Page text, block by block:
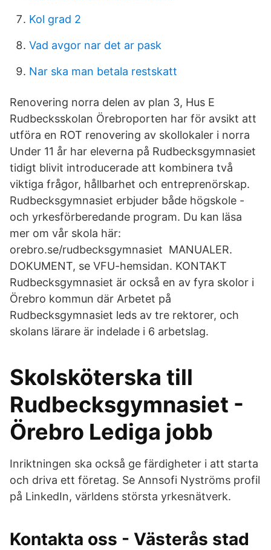
Kol grad 2
Vad avgor nar det ar pask
Nar ska man betala restskatt
Renovering norra delen av plan 3, Hus E
Rudbecksskolan Örebroporten har för avsikt att
utföra en ROT renovering av skollokaler i norra
Under 11 år har eleverna på Rudbecksgymnasiet
tidigt blivit introducerade att kombinera två
viktiga frågor, hållbarhet och entreprenörskap.
Rudbecksgymnasiet erbjuder både högskole -
och yrkesförberedande program. Du kan läsa
mer om vår skola här:
orebro.se/rudbecksgymnasiet MANUALER.
DOKUMENT, se VFU-hemsidan. KONTAKT
Rudbecksgymnasiet är också en av fyra skolor i
Örebro kommun där Arbetet på
Rudbecksgymnasiet leds av tre rektorer, och
skolans lärare är indelade i 6 arbetslag.
Skolsköterska till
Rudbecksgymnasiet -
Örebro Lediga jobb
Inriktningen ska också ge färdigheter i att starta
och driva ett företag. Se Annsofi Nyströms profil
på LinkedIn, världens största yrkesnätverk.
Kontakta oss - Västerås stad